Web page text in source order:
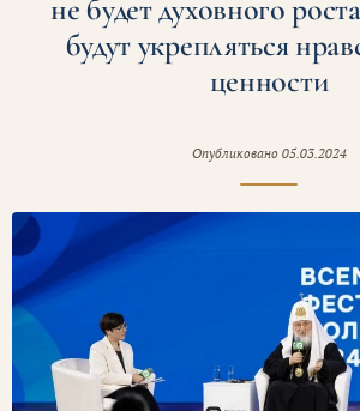
не будет духовного
будут укрепляться
ценности
Опубликовано 05.03.2024